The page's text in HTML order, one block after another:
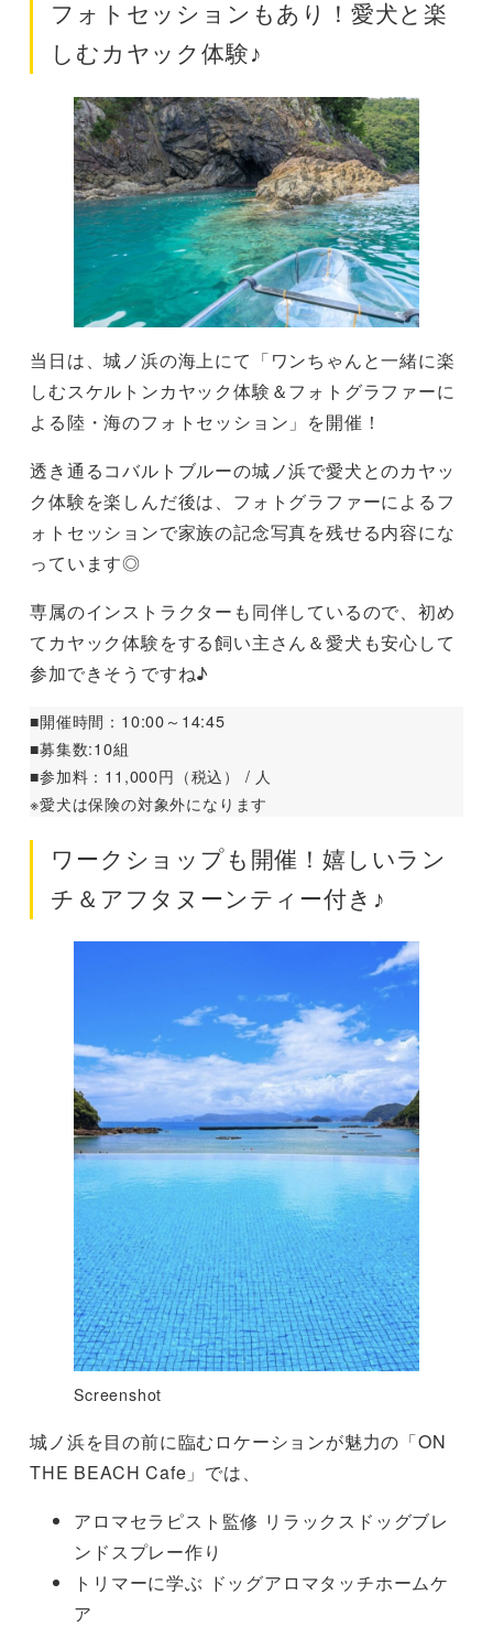
フォトセッションもあり！愛犬と楽
しむカヤック体験♪
当日は、城ノ浜の海上にて「ワンちゃんと一緒に楽
しむスケルトンカヤック体験＆フォトグラファーに
よる陸・海のフォトセッション」を開催！
透き通るコバルトブルーの城ノ浜で愛犬とのカヤッ
ク体験を楽しんだ後は、フォトグラファーによるフ
ォトセッションで家族の記念写真を残せる内容にな
っています◎
専属のインストラクターも同伴しているので、初め
てカヤック体験をする飼い主さん＆愛犬も安心して
参加できそうですね♪
■開催時間：10:00～14:45
■募集数:10組
■参加料：11,000円（税込） / 人
※愛犬は保険の対象外になります
ワークショップも開催！嬉しいラン
チ＆アフタヌーンティー付き♪
Screenshot
城ノ浜を目の前に臨むロケーションが魅力の「ON
THE BEACH Cafe」では、
アロマセラピスト監修 リラックスドッグブレ
ンドスプレー作り
トリマーに学ぶ ドッグアロマタッチホームケ
ア